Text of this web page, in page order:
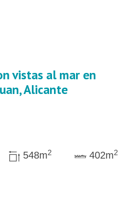
vistas al mar en
Alicante
548m2 402m2